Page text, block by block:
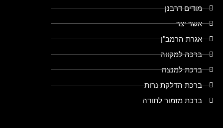
מודים דרבנן
אשר יצר
אגרת הרמב"ן
ברכה למקווה
ברכת למנצח
ברכת הדלקת נרות
ברכת מזמור לתודה